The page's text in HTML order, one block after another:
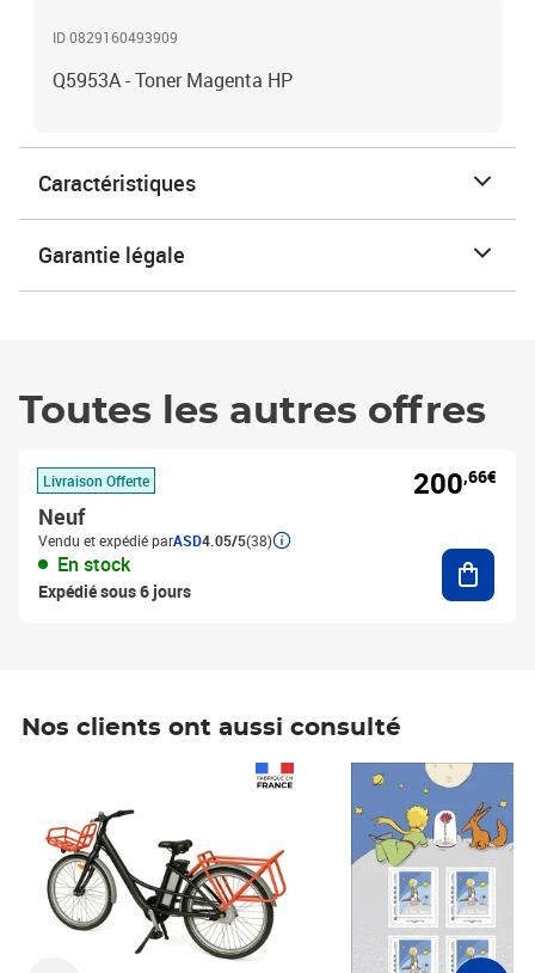
ID 0829160493909
Q5953A - Toner Magenta HP
Caractéristiques
Garantie légale
Toutes les autres offres
Livraison Offerte
Neuf
Vendu et expédié parASD4.05/5(38)
En stock
Expédié sous 6 jours
200,66€
Nos clients ont aussi consulté
Prix 7,50€